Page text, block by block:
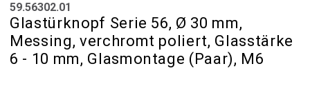
59.56302.01
Glastürknopf Serie 56, Ø 30 mm,
Messing, verchromt poliert, Glasstärke
6 - 10 mm, Glasmontage (Paar), M6